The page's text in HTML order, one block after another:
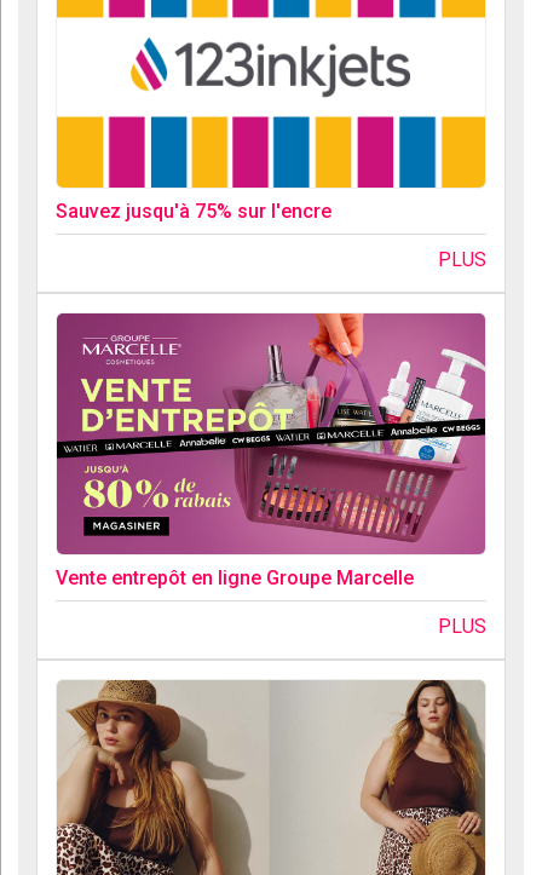
Sauvez jusqu'à 75% sur l'encre
PLUS
Vente entrepôt en ligne Groupe Marcelle
PLUS